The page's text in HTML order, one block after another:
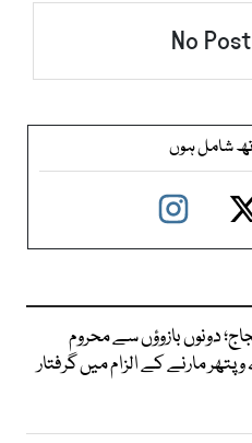
No
شامل ہوں
دونوں بازوؤں سے محروم
مارنے کے الزام میں گرفتار